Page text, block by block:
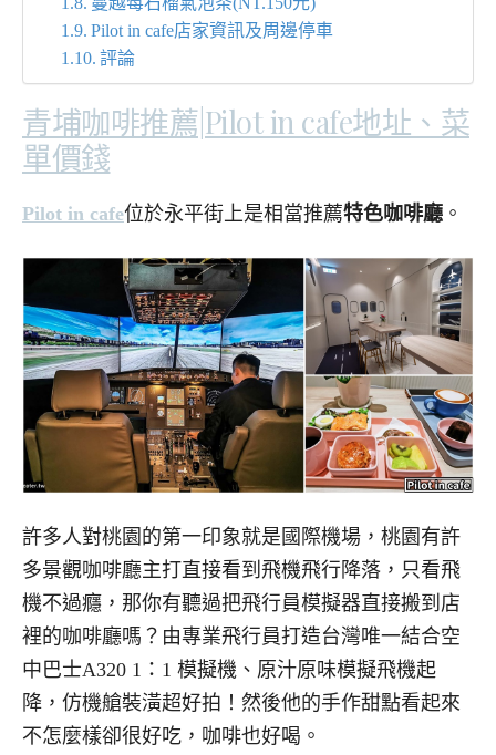
Pilot in cafe店家資訊及周邊停車
評論
青埔咖啡推薦|Pilot in cafe地址、菜
單價錢
Pilot in cafe位於永平街上是相當推薦特色咖啡廳 。
許多人對桃園的第一印象就是國際機場，桃園有許
多景觀咖啡廳主打直接看到飛機飛行降落，只看飛
機不過癮，那你有聽過把飛行員模擬器直接搬到店
裡的咖啡廳嗎？由專業飛行員打造台灣唯一結合空
中巴士A320 1：1 模擬機、原汁原味模擬飛機起
降，仿機艙裝潢超好拍！然後他的手作甜點看起來
不怎麼樣卻很好吃，咖啡也好喝。